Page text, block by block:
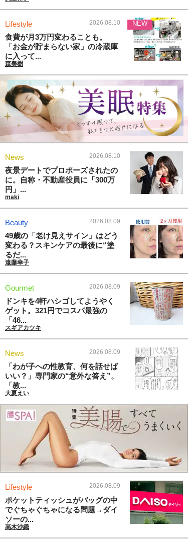
Lifestyle 2026.08.10
食費が月3万円変わることも。
「お金が貯まらない家」の冷蔵庫
に入って...
森美樹
NEW
News 2026.08.10
夜景デートでプロポーズされたの
に。自称・不動産役員に「300万
円」...
maki
Beauty 2026.08.09
49歳の「老け見えサイン」はどう
変わる？スキンケアの最後に“塗
るだ...
遠藤幸子
Gourmet 2026.08.09
ドンキを4軒ハシゴしてようやく
ゲット。321円でコスパ最強の
「46...
スギアカツキ
News 2026.08.09
「わが子への性教育、何を話せば
いい？」専門家の“意外な答え”。
「教...
大夏えい
Lifestyle 2026.08.09
ポケットティッシュがバッグの中
でぐちゃぐちゃになる問題→ダイ
ソーの...
高木沙織